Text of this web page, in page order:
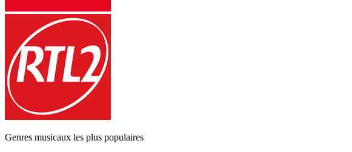
Genres musicaux les plus populaires